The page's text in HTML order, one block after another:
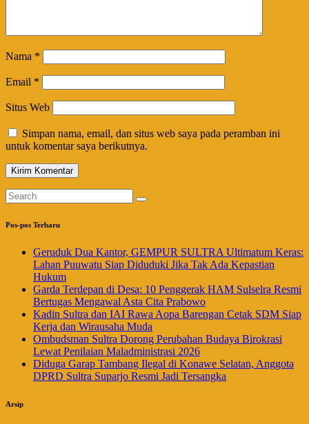
Nama *
Email *
Situs Web
Simpan nama, email, dan situs web saya pada peramban ini
untuk komentar saya berikutnya.
Pos-pos Terbaru
Geruduk Dua Kantor, GEMPUR SULTRA Ultimatum Keras:
Lahan Puuwatu Siap Diduduki Jika Tak Ada Kepastian
Hukum
Garda Terdepan di Desa: 10 Penggerak HAM Sulselra Resmi
Bertugas Mengawal Asta Cita Prabowo
Kadin Sultra dan IAI Rawa Aopa Barengan Cetak SDM Siap
Kerja dan Wirausaha Muda
Ombudsman Sultra Dorong Perubahan Budaya Birokrasi
Lewat Penilaian Maladministrasi 2026
Diduga Garap Tambang Ilegal di Konawe Selatan, Anggota
DPRD Sultra Suparjo Resmi Jadi Tersangka
Arsip